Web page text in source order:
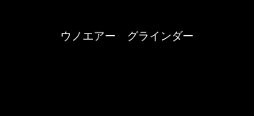
ウノエアー　グラインダー